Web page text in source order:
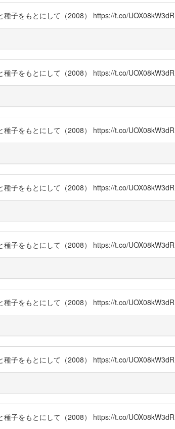
子をもとにして（2008） https://t.co/UOX08kW3dR
子をもとにして（2008） https://t.co/UOX08kW3dR
子をもとにして（2008） https://t.co/UOX08kW3dR
子をもとにして（2008） https://t.co/UOX08kW3dR
子をもとにして（2008） https://t.co/UOX08kW3dR
子をもとにして（2008） https://t.co/UOX08kW3dR
子をもとにして（2008） https://t.co/UOX08kW3dR
子をもとにして（2008） https://t.co/UOX08kW3dR